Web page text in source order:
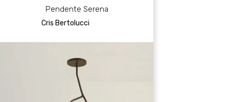
Pendente Serena
Cris Bertolucci